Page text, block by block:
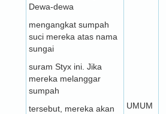
Dewa-dewa
mengangkat sumpah
suci mereka atas nama
sungai
suram Styx ini. Jika
mereka melanggar
sumpah
tersebut, mereka akan
UMUM